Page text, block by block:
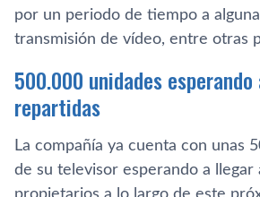
por un periodo de tiempo a
transmisión de vídeo, entre otras
500.000 unidades
repartidas
La compañía ya cuenta con unas
de su televisor esperando a llegar